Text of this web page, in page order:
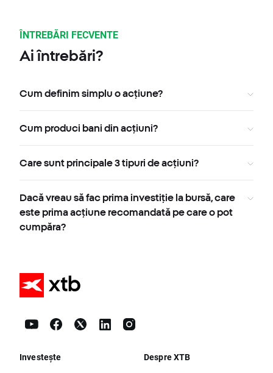
ÎNTREBĂRI FECVENTE
Ai întrebări?
Cum definim simplu o acțiune?
Cum produci bani din acțiuni?
Care sunt principale 3 tipuri de acțiuni?
Dacă vreau să fac prima investiție la bursă, care
este prima acțiune recomandată pe care o pot
cumpăra?
Investește Despre XTB